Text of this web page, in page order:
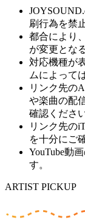
刷行為を禁
都合により
が変更とな
対応機種が
ムによって
リンク先の
や楽曲の配
確認ください
リンク先の
を十分にご
YouTube動
す。
ARTIST PICKUP